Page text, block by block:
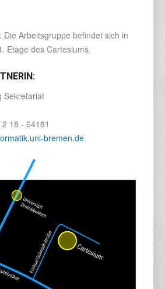
Die Arbeitsgruppe befindet sich in
Etage des Cartesiums.
Sekretariat
18 - 64181
bremen.de